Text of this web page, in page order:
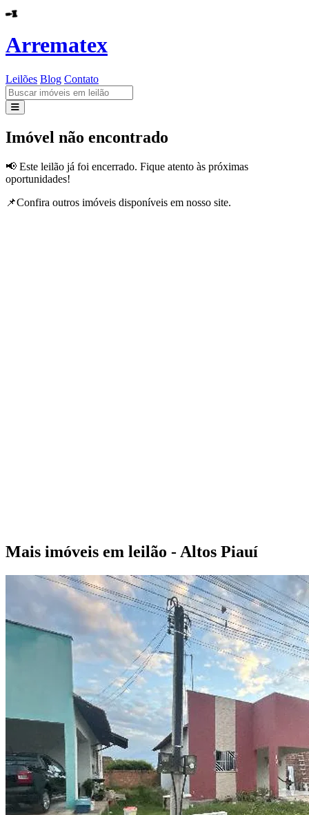
Arrematex
Leilões Blog Contato
Leilões
Imóvel não encontrado
📢 Este leilão já foi encerrado. Fique atento às próximas
oportunidades!
📌Confira outros imóveis disponíveis em nosso site.
Mais imóveis em leilão - Altos Piauí